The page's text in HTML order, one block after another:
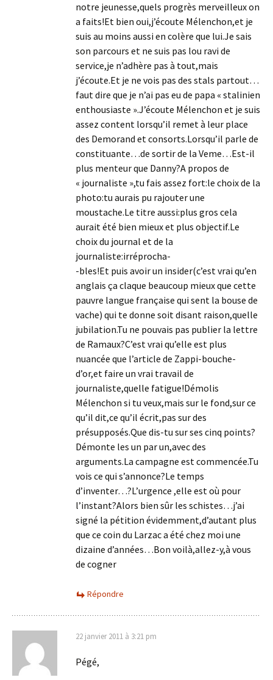
notre jeunesse,quels progrès merveilleux on
a faits!Et bien oui,j’écoute Mélenchon,et je
suis au moins aussi en colère que lui.Je sais
son parcours et ne suis pas lou ravi de
service,je n’adhère pas à tout,mais
j’écoute.Et je ne vois pas des stals partout…
faut dire que je n’ai pas eu de papa « stalinien
enthousiaste ».J’écoute Mélenchon et je suis
assez content lorsqu’il remet à leur place
des Demorand et consorts.Lorsqu’il parle de
constituante…de sortir de la Veme…Est-il
plus menteur que Danny?A propos de
« journaliste »,tu fais assez fort:le choix de la
photo:tu aurais pu rajouter une
moustache.Le titre aussi:plus gros cela
aurait été bien mieux et plus objectif.Le
choix du journal et de la
journaliste:irréprocha-
-bles!Et puis avoir un insider(c’est vrai qu’en
anglais ça claque beaucoup mieux que cette
pauvre langue française qui sent la bouse de
vache) qui te donne soit disant raison,quelle
jubilation.Tu ne pouvais pas publier la lettre
de Ramaux?C’est vrai qu’elle est plus
nuancée que l’article de Zappi-bouche-
d’or,et faire un vrai travail de
journaliste,quelle fatigue!Démolis
Mélenchon si tu veux,mais sur le fond,sur ce
qu’il dit,ce qu’il écrit,pas sur des
présupposés.Que dis-tu sur ses cinq points?
Démonte les un par un,avec des
arguments.La campagne est commencée.Tu
vois ce qui s’annonce?Le temps
d’inventer…?L’urgence ,elle est où pour
l’instant?Alors bien sûr les schistes…j’ai
signé la pétition évidemment,d’autant plus
que ce coin du Larzac a été chez moi une
dizaine d’années…Bon voilà,allez-y,à vous
de cogner
Répondre
22 janvier 2011 à 3:21 pm
Pégé,